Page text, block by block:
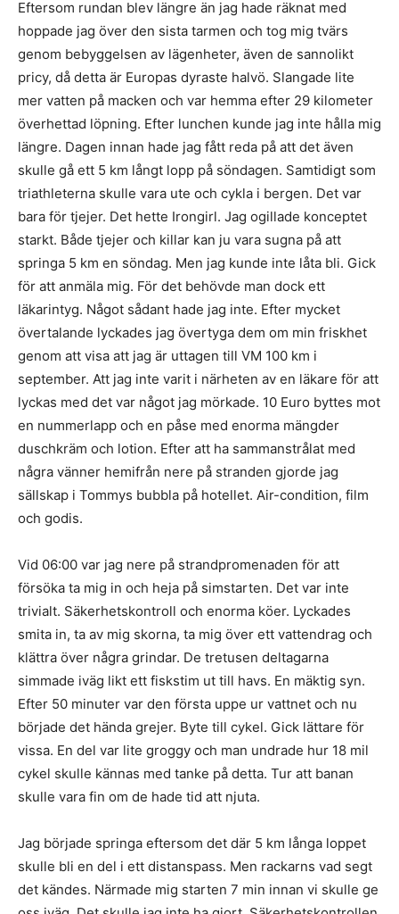
Eftersom rundan blev längre än jag hade räknat med
hoppade jag över den sista tarmen och tog mig tvärs
genom bebyggelsen av lägenheter, även de sannolikt
pricy, då detta är Europas dyraste halvö. Slangade lite
mer vatten på macken och var hemma efter 29 kilometer
överhettad löpning. Efter lunchen kunde jag inte hålla mig
längre. Dagen innan hade jag fått reda på att det även
skulle gå ett 5 km långt lopp på söndagen. Samtidigt som
triathleterna skulle vara ute och cykla i bergen. Det var
bara för tjejer. Det hette Irongirl. Jag ogillade konceptet
starkt. Både tjejer och killar kan ju vara sugna på att
springa 5 km en söndag. Men jag kunde inte låta bli. Gick
för att anmäla mig. För det behövde man dock ett
läkarintyg. Något sådant hade jag inte. Efter mycket
övertalande lyckades jag övertyga dem om min friskhet
genom att visa att jag är uttagen till VM 100 km i
september. Att jag inte varit i närheten av en läkare för att
lyckas med det var något jag mörkade. 10 Euro byttes mot
en nummerlapp och en påse med enorma mängder
duschkräm och lotion. Efter att ha sammanstrålat med
några vänner hemifrån nere på stranden gjorde jag
sällskap i Tommys bubbla på hotellet. Air-condition, film
och godis.
Vid 06:00 var jag nere på strandpromenaden för att
försöka ta mig in och heja på simstarten. Det var inte
trivialt. Säkerhetskontroll och enorma köer. Lyckades
smita in, ta av mig skorna, ta mig över ett vattendrag och
klättra över några grindar. De tretusen deltagarna
simmade iväg likt ett fiskstim ut till havs. En mäktig syn.
Efter 50 minuter var den första uppe ur vattnet och nu
började det hända grejer. Byte till cykel. Gick lättare för
vissa. En del var lite groggy och man undrade hur 18 mil
cykel skulle kännas med tanke på detta. Tur att banan
skulle vara fin om de hade tid att njuta.
Jag började springa eftersom det där 5 km långa loppet
skulle bli en del i ett distanspass. Men rackarns vad segt
det kändes. Närmade mig starten 7 min innan vi skulle ge